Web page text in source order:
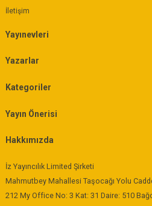
İletişim
Yayınevleri
Yazarlar
Kategoriler
Yayın Önerisi
Hakkımızda
İz Yayıncılık Limited Şirketi
Mahmutbey Mahallesi Taşocağı Yolu
212 My Office No: 3 Kat: 31 Daire: 510